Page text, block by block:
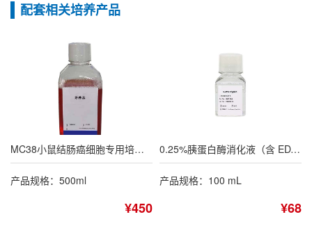
配套相关培养产品
MC38小鼠结肠癌细胞专用培养基
产品规格：500ml
¥450
0.25%胰蛋白酶消化液（含 EDTA，不含酚红）
产品规格：100 mL
¥68